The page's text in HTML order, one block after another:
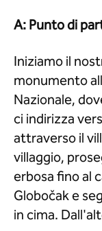
A: Punto di
Iniziamo il
monumento
Nazionale,
ci indirizza
attraverso il
villaggio,
erbosa fino al
Globočak e
in cima.